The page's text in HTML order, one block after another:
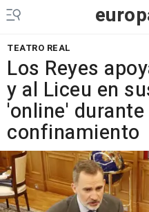
TEATRO REAL
Los Reyes
y al Liceu en
'online' durante
confinamiento